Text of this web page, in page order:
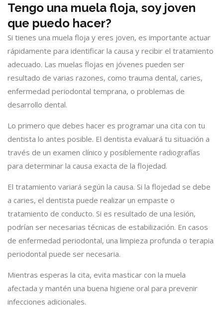
Tengo una muela floja, soy joven
que puedo hacer?
Si tienes una muela floja y eres joven, es importante actuar
rápidamente para identificar la causa y recibir el tratamiento
adecuado. Las muelas flojas en jóvenes pueden ser
resultado de varias razones, como trauma dental, caries,
enfermedad periodontal temprana, o problemas de
desarrollo dental.
Lo primero que debes hacer es programar una cita con tu
dentista lo antes posible. El dentista evaluará tu situación a
través de un examen clínico y posiblemente radiografías
para determinar la causa exacta de la flojedad.
El tratamiento variará según la causa. Si la flojedad se debe
a caries, el dentista puede realizar un empaste o
tratamiento de conducto. Si es resultado de una lesión,
podrían ser necesarias técnicas de estabilización. En casos
de enfermedad periodontal, una limpieza profunda o terapia
periodontal puede ser necesaria.
Mientras esperas la cita, evita masticar con la muela
afectada y mantén una buena higiene oral para prevenir
infecciones adicionales.